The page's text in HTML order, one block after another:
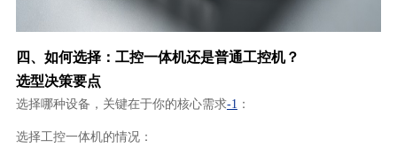
四、如何选择：工控一体机还是普通工控机？
选型决策要点
选择哪种设备，关键在于你的核心需求-1 ：
选择工控一体机的情况：